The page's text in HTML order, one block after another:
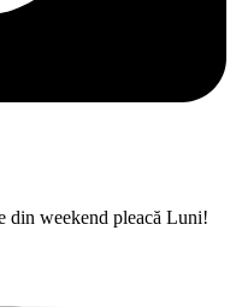
din weekend pleacă Luni!